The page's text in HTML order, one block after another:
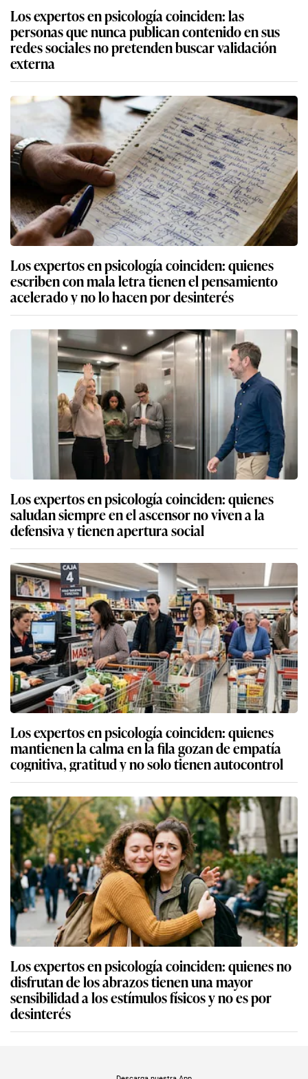
Los expertos en psicología coinciden: las
personas que nunca publican contenido en sus
redes sociales no pretenden buscar validación
externa
Los expertos en psicología coinciden: quienes
escriben con mala letra tienen el pensamiento
acelerado y no lo hacen por desinterés
Los expertos en psicología coinciden: quienes
saludan siempre en el ascensor no viven a la
defensiva y tienen apertura social
Los expertos en psicología coinciden: quienes
mantienen la calma en la fila gozan de empatía
cognitiva, gratitud y no solo tienen autocontrol
Los expertos en psicología coinciden: quienes no
disfrutan de los abrazos tienen una mayor
sensibilidad a los estímulos físicos y no es por
desinterés